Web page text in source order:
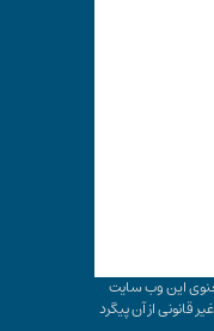
وب سایت
قانونی از آن پیگرد